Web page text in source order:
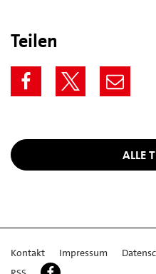
Teilen
ALLE
Kontakt Impressum